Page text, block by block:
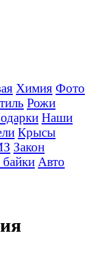
Химия Фото
Рожи
Наши
Крысы
Закон
Авто